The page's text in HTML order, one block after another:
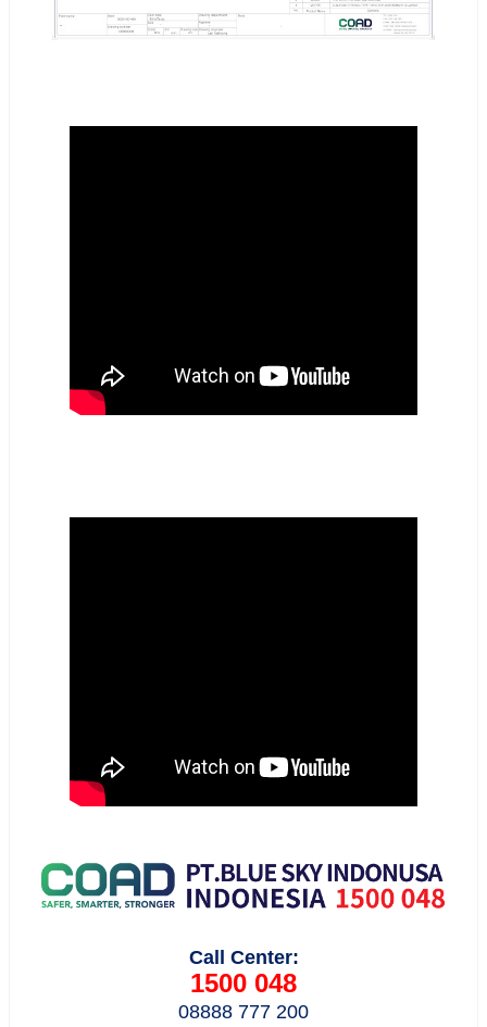
Call Center:
1500 048
08888 777 200